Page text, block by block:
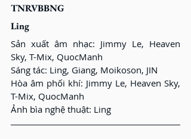
TNRVBBNG
Ling
Sản xuất âm nhạc: Jimmy Le, Heaven
Sky, T-Mix, QuocManh
Sáng tác: Ling, Giang, Moikoson, JIN
Hòa âm phối khí: Jimmy Le, Heaven Sky,
T-Mix, QuocManh
Ảnh bìa nghệ thuật: Ling